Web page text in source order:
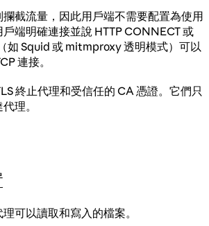
截流量，因此用戶端不需要配置為使用
端明確連接並說 HTTP CONNECT 或
如 Squid 或 mitmproxy 透明模式）可以
連接。
終止代理和受信任的 CA 憑證。它們只
理。
可以讀取和寫入的檔案。